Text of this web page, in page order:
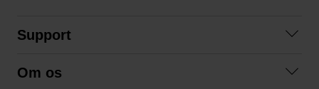
Support
Om os